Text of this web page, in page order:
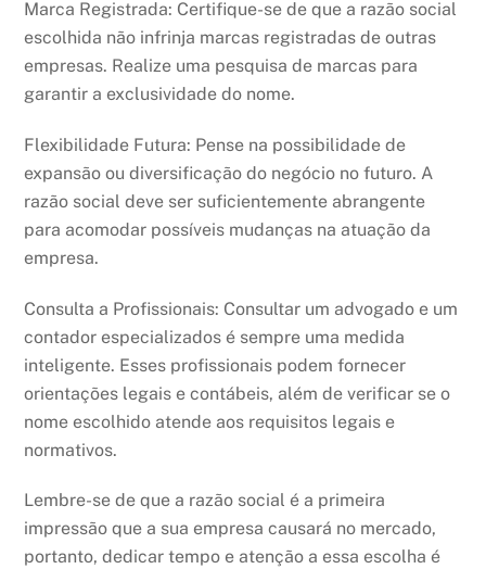
Marca Registrada: Certifique-se de que a razão social
escolhida não infrinja marcas registradas de outras
empresas. Realize uma pesquisa de marcas para
garantir a exclusividade do nome.
Flexibilidade Futura: Pense na possibilidade de
expansão ou diversificação do negócio no futuro. A
razão social deve ser suficientemente abrangente
para acomodar possíveis mudanças na atuação da
empresa.
Consulta a Profissionais: Consultar um advogado e um
contador especializados é sempre uma medida
inteligente. Esses profissionais podem fornecer
orientações legais e contábeis, além de verificar se o
nome escolhido atende aos requisitos legais e
normativos.
Lembre-se de que a razão social é a primeira
impressão que a sua empresa causará no mercado,
portanto, dedicar tempo e atenção a essa escolha é